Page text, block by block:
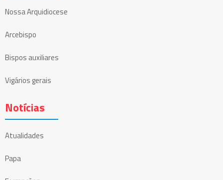
Nossa Arquidiocese
Arcebispo
Bispos auxiliares
Vigários gerais
Notícias
Atualidades
Papa